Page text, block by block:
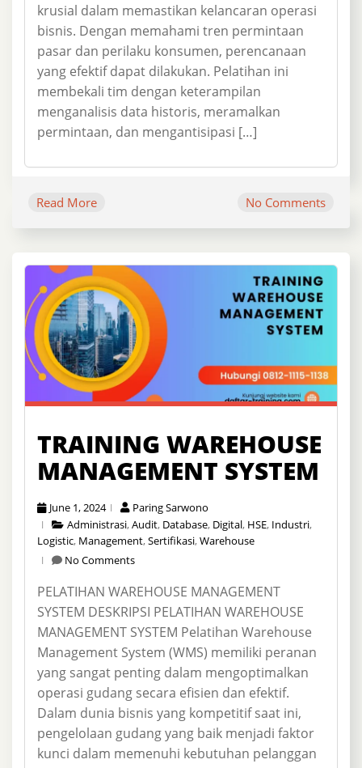
krusial dalam memastikan kelancaran operasi
bisnis. Dengan memahami tren permintaan
pasar dan perilaku konsumen, perencanaan
yang efektif dapat dilakukan. Pelatihan ini
membekali tim dengan keterampilan
menganalisis data historis, meramalkan
permintaan, dan mengantisipasi […]
Read More No Comments
TRAINING WAREHOUSE
MANAGEMENT SYSTEM
June 1, 2024
Paring Sarwono
Administrasi,Audit, Database, Digital, HSE, Industri,
Logistic, Management,Sertifikasi,Warehouse
No Comments
PELATIHAN WAREHOUSE MANAGEMENT
SYSTEM DESKRIPSI PELATIHAN WAREHOUSE
MANAGEMENT SYSTEM Pelatihan Warehouse
Management System (WMS) memiliki peranan
yang sangat penting dalam mengoptimalkan
operasi gudang secara efisien dan efektif.
Dalam dunia bisnis yang kompetitif saat ini,
pengelolaan gudang yang baik menjadi faktor
kunci dalam memenuhi kebutuhan pelanggan